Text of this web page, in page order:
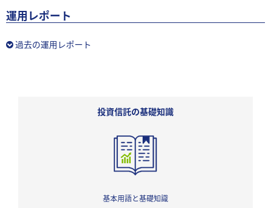
運用レポート
過去の運用レポート
投資信託の基礎知識
基本用語と基礎知識